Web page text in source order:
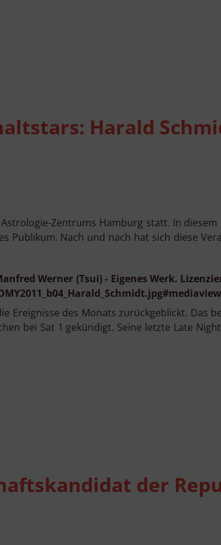
Harald
Zentrums Hamburg statt. In
Nach und nach hat sich diese
Werner (Tsui) - Eigenes Werk.
Ereignisse des Monats zurückgeblickt. Das
bei Sat 1 gekündigt. Seine letzte Late
der